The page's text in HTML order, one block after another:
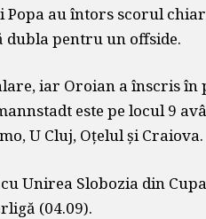
Popa au întors scorul
dubla pentru un offside.
iar Oroian a înscris
este pe locul 9
U Cluj, Oțelul și Craiova.
Unirea Slobozia din
(04.09).